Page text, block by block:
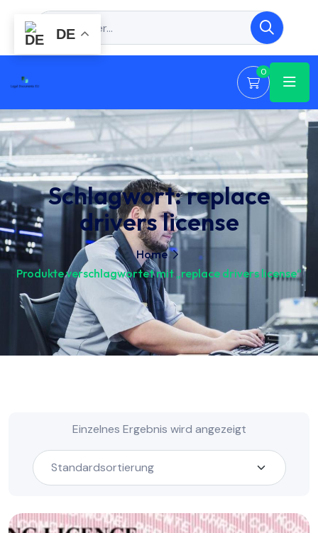
0
Schlagwort:replace
drivers license
Home
Produkte verschlagwortet mit „replace drivers license“
Einzelnes Ergebnis wird angezeigt
DE